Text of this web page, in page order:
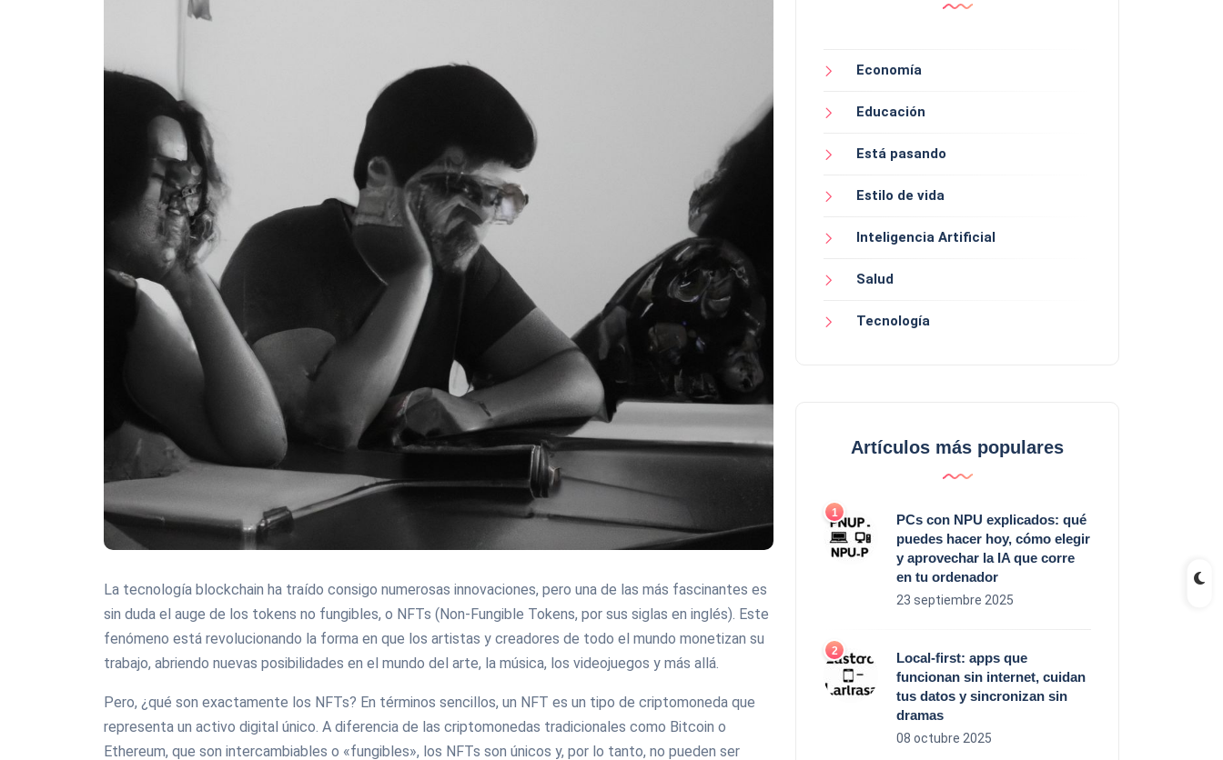
La tecnología blockchain ha traído consigo numerosas innovaciones, pero una de las más fascinantes es
sin duda el auge de los tokens no fungibles, o NFTs (Non-Fungible Tokens, por sus siglas en inglés). Este
fenómeno está revolucionando la forma en que los artistas y creadores de todo el mundo monetizan su
trabajo, abriendo nuevas posibilidades en el mundo del arte, la música, los videojuegos y más allá.
Pero, ¿qué son exactamente los NFTs? En términos sencillos, un NFT es un tipo de criptomoneda que
representa un activo digital único. A diferencia de las criptomonedas tradicionales como Bitcoin o
Ethereum, que son intercambiables o «fungibles», los NFTs son únicos y, por lo tanto, no pueden ser
Economía
Educación
Está pasando
Estilo de vida
Inteligencia Artificial
Salud
Tecnología
Artículos más populares
PCs con NPU explicados: qué
puedes hacer hoy, cómo elegir
y aprovechar la IA que corre
en tu ordenador
23 septiembre 2025
Local‑first: apps que
funcionan sin internet, cuidan
tus datos y sincronizan sin
dramas
08 octubre 2025